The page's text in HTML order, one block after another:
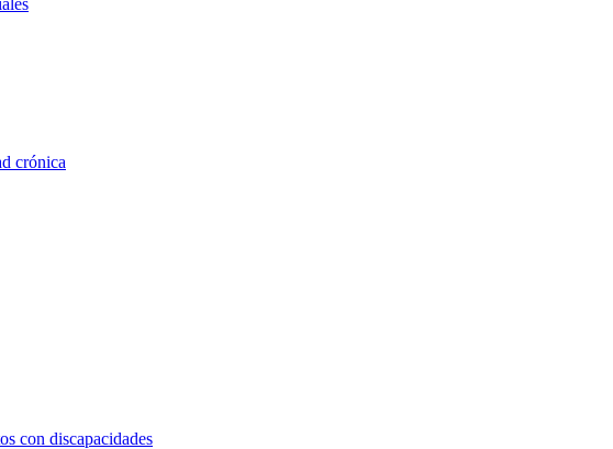
crónica
con discapacidades